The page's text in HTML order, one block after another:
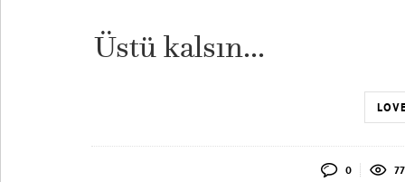
Üstü kalsın...
0